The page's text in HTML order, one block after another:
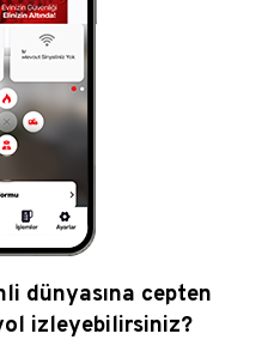
dünyasına cepten
izleyebilirsiniz?